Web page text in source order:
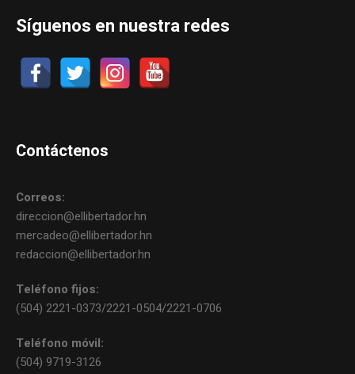
Síguenos en nuestra redes
Contáctenos
Correos:
direccion@ellibertador.hn
mercadeo@ellibertador.hn
redaccion@ellibertador.hn
Teléfono fijos:
(504) 2221-0373/2221-0504/2221-0706
Teléfono móvil:
(504) 9719-3126